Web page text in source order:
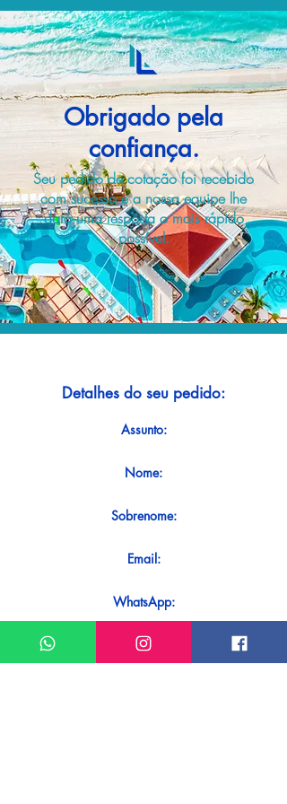
Obrigado pela
confiança.
Seu pedido de cotação foi recebido
com sucesso e a nossa equipe lhe
dará uma resposta o mais rápido
possível.
Detalhes do seu pedido:
Assunto:
Nome:
Sobrenome:
Email:
WhatsApp:
Mensagem: